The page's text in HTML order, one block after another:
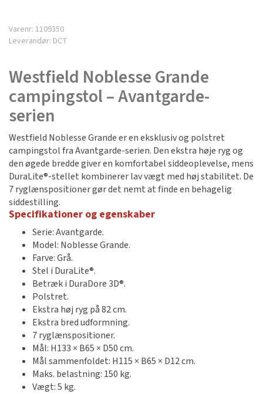
Varenr: 1109350
Leverandør: DCT
Westfield Noblesse Grande
campingstol – Avantgarde-
serien
Westfield Noblesse Grande er en eksklusiv og polstret
campingstol fra Avantgarde-serien. Den ekstra høje ryg og
den øgede bredde giver en komfortabel siddeoplevelse, mens
DuraLite®-stellet kombinerer lav vægt med høj stabilitet. De
7 ryglænspositioner gør det nemt at finde en behagelig
siddestilling.
Specifikationer og egenskaber
Serie: Avantgarde.
Model: Noblesse Grande.
Farve: Grå.
Stel i DuraLite®.
Betræk i DuraDore 3D®.
Polstret.
Ekstra høj ryg på 82 cm.
Ekstra bred udformning.
7 ryglænspositioner.
Mål: H133 × B65 × D50 cm.
Mål sammenfoldet: H115 × B65 × D12 cm.
Maks. belastning: 150 kg.
Vægt: 5 kg.